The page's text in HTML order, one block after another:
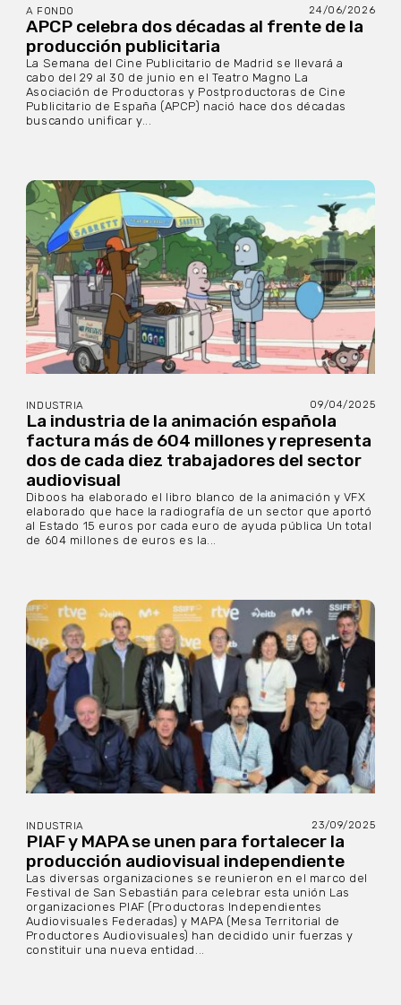
A FONDO 24/06/2026
APCP celebra dos décadas al frente de la
producción publicitaria
La Semana del Cine Publicitario de Madrid se llevará a
cabo del 29 al 30 de junio en el Teatro Magno La
Asociación de Productoras y Postproductoras de Cine
Publicitario de España (APCP) nació hace dos décadas
buscando unificar y...
INDUSTRIA 09/04/2025
La industria de la animación española
factura más de 604 millones y representa
dos de cada diez trabajadores del sector
audiovisual
Diboos ha elaborado el libro blanco de la animación y VFX
elaborado que hace la radiografía de un sector que aportó
al Estado 15 euros por cada euro de ayuda pública Un total
de 604 millones de euros es la...
INDUSTRIA 23/09/2025
PIAF y MAPA se unen para fortalecer la
producción audiovisual independiente
Las diversas organizaciones se reunieron en el marco del
Festival de San Sebastián para celebrar esta unión Las
organizaciones PIAF (Productoras Independientes
Audiovisuales Federadas) y MAPA (Mesa Territorial de
Productores Audiovisuales) han decidido unir fuerzas y
constituir una nueva entidad...